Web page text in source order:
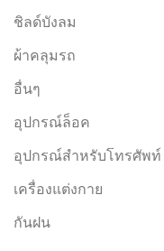
ชิลด์บังลม
ผ้าคลุมรถ
อื่นๆ
อุปกรณ์ล็อค
อุปกรณ์สำหรับโทรศัพท์
เครื่องแต่งกาย
กันฝน